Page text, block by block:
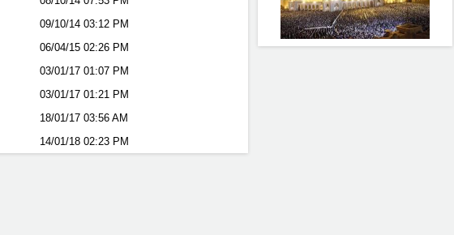
09/10/14 03:12 PM
06/04/15 02:26 PM
03/01/17 01:07 PM
03/01/17 01:21 PM
18/01/17 03:56 AM
14/01/18 02:23 PM